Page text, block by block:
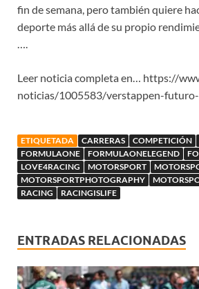
fin de semana, pero también quiere
deporte más allá de su propio
….
Leer noticia completa en… https://
noticias/1005583/verstappen-
ETIQUETADA CARRERAS COMPETICIÓN
FORMULAONE
FORMULAONELEGEND
LOVE4RACING
MOTORSPORT
MOTORSPORTPHOTOGRAPHY
RACING
RACINGISLIFE
ENTRADAS RELACIONADAS